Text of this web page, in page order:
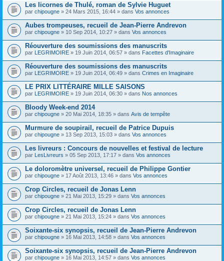
Les licornes de Thulé, roman de Sylvie Huguet
par chipougne » 24 Mars 2015, 16:44 » dans Vos annonces
Aubes trompeuses, recueil de Jean-Pierre Andrevon
par chipougne » 10 Sep 2014, 10:27 » dans Vos annonces
Réouverture des soumissions des manuscrits
par LEGRIMOIRE » 19 Juin 2014, 06:57 » dans Facettes d'Imaginaire
Réouverture des soumissions des manuscrits
par LEGRIMOIRE » 19 Juin 2014, 06:49 » dans Crimes en Imaginaire
LE PRIX LITTÉRAIRE MILLE SAISONS
par LEGRIMOIRE » 19 Juin 2014, 06:30 » dans Nos annonces
Bloody Week-end 2014
par chipougne » 20 Mai 2014, 18:35 » dans Avis de tempête
Murmure de soupirail, recueil de Patrice Dupuis
par chipougne » 13 Sep 2013, 15:03 » dans Vos annonces
Les livreurs : Concours de nouvelles et festival de lecture
par LesLivreurs » 05 Sep 2013, 17:17 » dans Vos annonces
Le doloromètre universel, recueil de Philippe Gontier
par chipougne » 17 Août 2013, 13:46 » dans Vos annonces
Crop Circles, recueil de Jonas Lenn
par chipougne » 21 Mai 2013, 15:29 » dans Vos annonces
Crop Circles, recueil de Jonas Lenn
par chipougne » 21 Mai 2013, 15:24 » dans Vos annonces
Soixante-six synopsis, recueil de Jean-Pierre Andrevon
par chipougne » 16 Mai 2013, 14:58 » dans Vos annonces
Soixante-six synopsis, recueil de Jean-Pierre Andrevon
par chipougne » 16 Mai 2013, 14:57 » dans Vos annonces